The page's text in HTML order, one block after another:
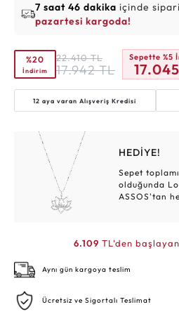
7 saat 46 dakika içinde
pazartesi kargoda!
%20
İndirim
22.410 TL
17.942 TL
Sepette %5
17.045
12 aya varanAlışveriş Kredisi
HEDİYE!
Sepet
olduğunda
ASSOS'tan
6.109 TL'den
Aynı gün kargoya teslim
Ücretsiz ve Sigortalı Teslimat